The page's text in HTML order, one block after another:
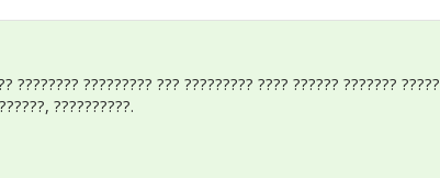
???????? ????????? ??? ????????? ???? ?????? ???????
??????????.